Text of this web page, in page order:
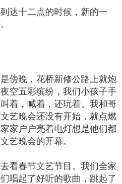
达十二点的时候，新的一
傍晚，花桥新修公路上就炮
空五彩缤纷，我们小孩子手
着，喊着，还玩着。我和哥
艺晚会还没有开始，就点燃
家户户亮着电灯想是他们都
艺晚会的开幕。
看春节文艺节目。我们全家
唱起了好听的歌曲，跳起了